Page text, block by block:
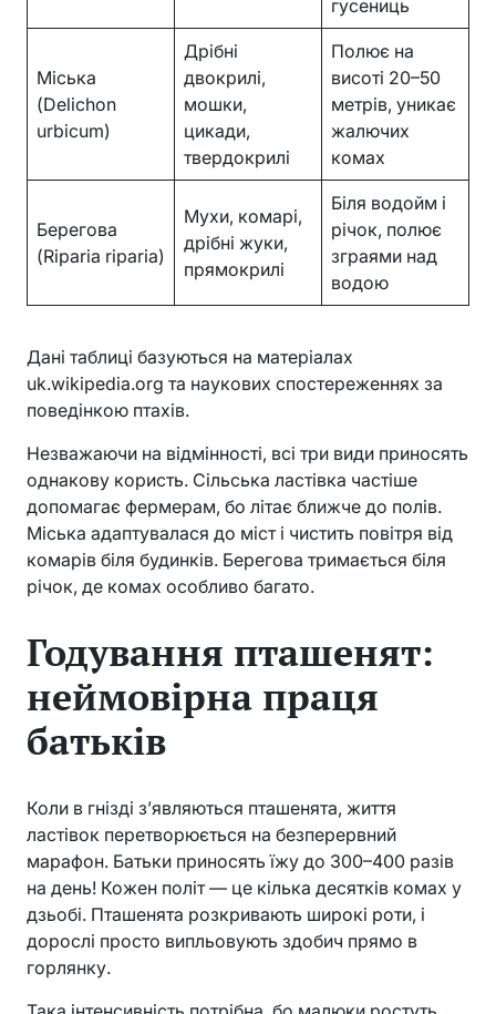
гусениць
Міська
(Delichon
urbicum)
Дрібні
двокрилі,
мошки,
цикади,
твердокрилі
Полює на
висоті 20–50
метрів, уникає
жалючих
комах
Берегова
(Riparia riparia)
Мухи, комарі,
дрібні жуки,
прямокрилі
Біля водойм і
річок, полює
зграями над
водою
Дані таблиці базуються на матеріалах
uk.wikipedia.org та наукових спостереженнях за
поведінкою птахів.
Незважаючи на відмінності, всі три види приносять
однакову користь. Сільська ластівка частіше
допомагає фермерам, бо літає ближче до полів.
Міська адаптувалася до міст і чистить повітря від
комарів біля будинків. Берегова тримається біля
річок, де комах особливо багато.
Годування пташенят:
неймовірна праця
батьків
Коли в гнізді з’являються пташенята, життя
ластівок перетворюється на безперервний
марафон. Батьки приносять їжу до 300–400 разів
на день! Кожен політ — це кілька десятків комах у
дзьобі. Пташенята розкривають широкі роти, і
дорослі просто випльовують здобич прямо в
горлянку.